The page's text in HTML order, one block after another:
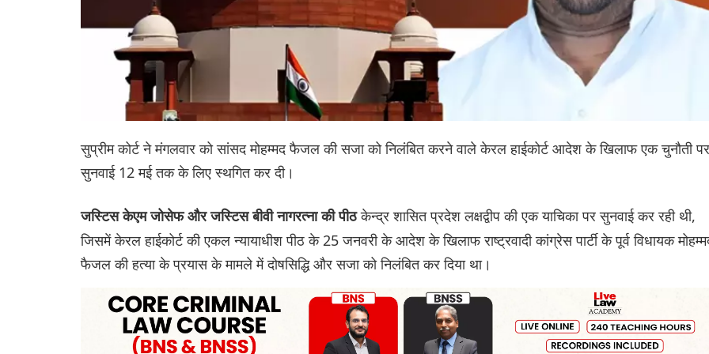
सुप्रीम कोर्ट ने मंगलवार को सांसद मोहम्मद फैजल की सजा को निलंबित करने वाले केरल हाईकोर्ट आदेश के खिलाफ एक चुनौती पर
सुनवाई 12 मई तक के लिए स्थगित कर दी।
जस्टिस केएम जोसेफ और जस्टिस बीवी नागरत्ना की पीठकेन्द्र शासित प्रदेश लक्षद्वीप की एक याचिका पर सुनवाई कर रही थी,
जिसमें केरल हाईकोर्ट की एकल न्यायाधीश पीठ के 25 जनवरी के आदेश के खिलाफ राष्ट्रवादी कांग्रेस पार्टी के पूर्व विधायक
फैजल की हत्या के प्रयास के मामले में दोषसिद्धि और सजा को निलंबित कर दिया था।